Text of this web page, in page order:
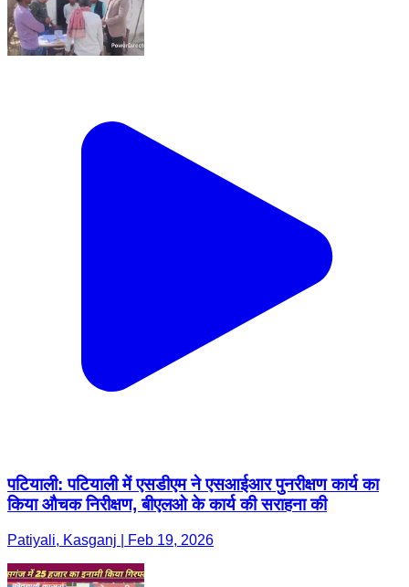
पटियाली: पटियाली में एसडीएम ने एसआईआर पुनरीक्षण कार्य का
किया औचक निरीक्षण, बीएलओ के कार्य की सराहना की
Patiyali, Kasganj | Feb 19, 2026